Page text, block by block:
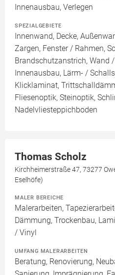
Innenausbau, Verlegen
SPEZIALGEBIETE
Innenwand, Decke,
Zargen, Fenster / Rahmen,
Brandschutzanstrich, Wand
Innenausbau, Lärm- /
Klicklaminat,
Fliesenoptik, Steinoptik,
Nadelvliesteppichboden
Thomas Scholz
Kirchheimerstraße 47, 73277
Eselhöfe)
MALER BEREICHE
Malerarbeiten,
Dämmung, Trockenbau,
/ Vinyl
UMFANG MALERARBEITEN
Beratung, Renovierung,